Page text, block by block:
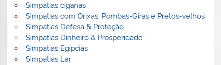
Simpatias ciganas
Simpatias com Orixás, Pombas-Giras e Pretos-velhos
Simpatias Defesa & Proteção
Simpatias Dinheiro & Prosperidade
Simpatias Egipcias
Simpatias Lar